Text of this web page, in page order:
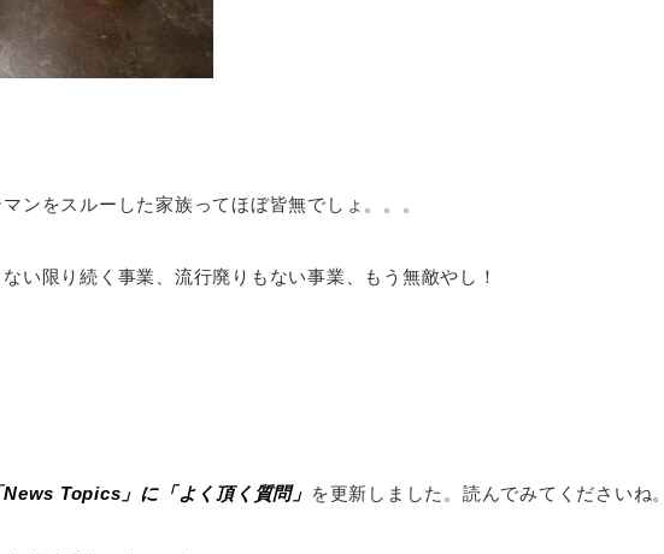
ンをスルーした家族ってほぼ皆無でしょ。。。
い限り続く事業、流行廃りもない事業、もう無敵やし！
News Topics」に「よく頂く質問」 を更新しました。読んでみてくださいね。